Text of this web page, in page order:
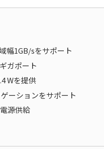
幅1GB/sをサポート
ガポート
Wを提供
ーションをサポート
源供給